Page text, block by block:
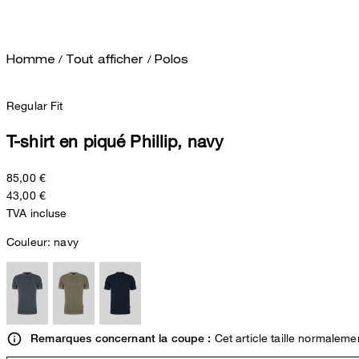
Homme / Tout afficher / Polos
Regular Fit
T-shirt en piqué Phillip, navy
85,00 €
43,00 €
TVA incluse
Couleur:navy
Remarques concernant la coupe : Cet article taille